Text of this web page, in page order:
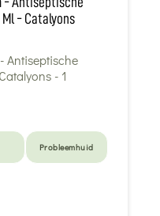
- Catalyons
Probleemhuid